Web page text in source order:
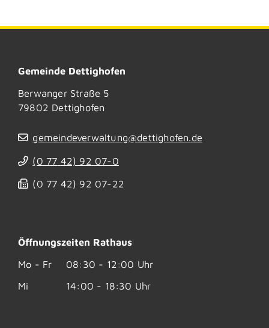
Gemeinde Dettighofen
Berwanger Straße 5
79802 Dettighofen
gemeindeverwaltung@dettighofen.de
(0 77 42) 92 07-0
(0 77 42) 92 07-22
Öffnungszeiten Rathaus
Mo - Fr
08:30 - 12:00 Uhr
Mi
14:00 - 18:30 Uhr